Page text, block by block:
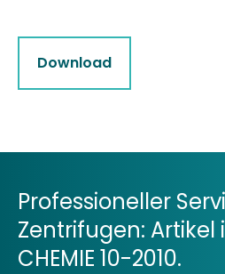
Download
Professioneller
Zentrifugen: Artikel
CHEMIE 10-2010.